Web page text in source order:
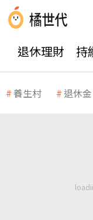
退休理財 持
養生村 退休金